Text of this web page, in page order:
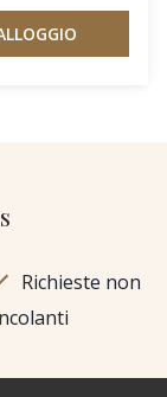
Richieste non